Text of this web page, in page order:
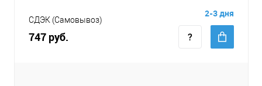
СДЭК (Самовывоз)
747 руб.
2-3 дня